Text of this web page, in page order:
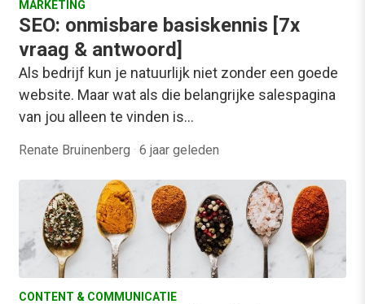
MARKETING
SEO: onmisbare basiskennis [7x
vraag & antwoord]
Als bedrijf kun je natuurlijk niet zonder een goede
website. Maar wat als die belangrijke salespagina
van jou alleen te vinden is…
Renate Bruinenberg · 6 jaar geleden
CONTENT & COMMUNICATIE